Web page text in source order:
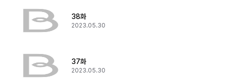
38화
2023.05.30
37화
2023.05.30